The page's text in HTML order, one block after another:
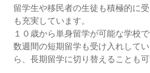
留学生や移民者の生徒も積極的に受
も充実しています。
１０歳から単身留学が可能な学校で
数週間の短期留学も受け入れして
ら、長期留学に切り替えることも可